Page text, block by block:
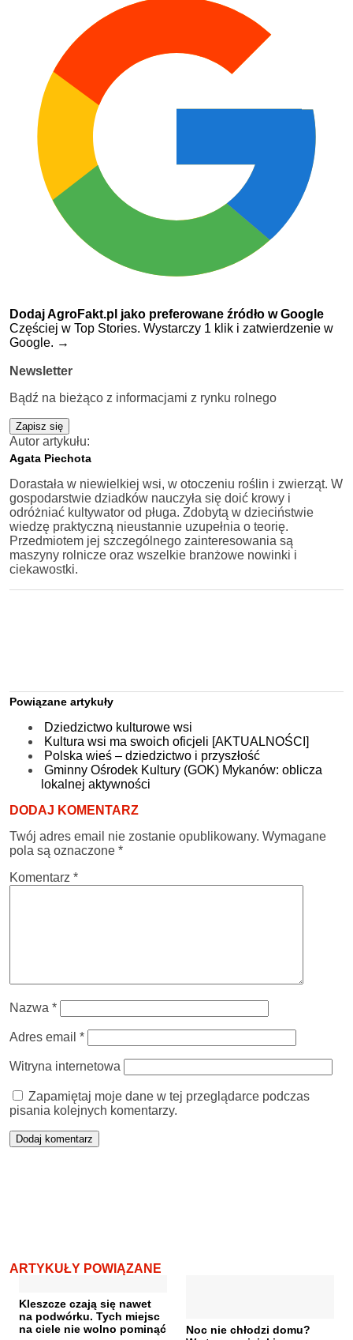
Dodaj AgroFakt.pl jako preferowane źródło w Google
Częściej w Top Stories. Wystarczy 1 klik i zatwierdzenie w
Google. →
Newsletter
Bądź na bieżąco z informacjami z rynku rolnego
Zapisz się
Autor artykułu:
Agata Piechota
Dorastała w niewielkiej wsi, w otoczeniu roślin i zwierząt. W
gospodarstwie dziadków nauczyła się doić krowy i
odróżniać kultywator od pługa. Zdobytą w dzieciństwie
wiedzę praktyczną nieustannie uzupełnia o teorię.
Przedmiotem jej szczególnego zainteresowania są
maszyny rolnicze oraz wszelkie branżowe nowinki i
ciekawostki.
Powiązane artykuły
Dziedzictwo kulturowe wsi
Kultura wsi ma swoich oficjeli [AKTUALNOŚCI]
Polska wieś – dziedzictwo i przyszłość
Gminny Ośrodek Kultury (GOK) Mykanów: oblicza
lokalnej aktywności
DODAJ KOMENTARZ
Twój adres email nie zostanie opublikowany. Wymagane
pola są oznaczone *
Komentarz *
Nazwa *
Adres email *
Witryna internetowa
Zapamiętaj moje dane w tej przeglądarce podczas
pisania kolejnych komentarzy.
ARTYKUŁY POWIĄZANE
Kleszcze czają się nawet
na podwórku. Tych miejsc
na ciele nie wolno pominąć
Noc nie chłodzi domu?